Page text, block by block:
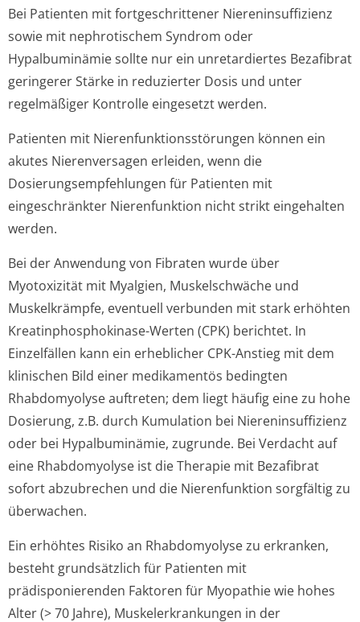
Bei Patienten mit fortgeschrittener Niereninsuffizienz
sowie mit nephrotischem Syndrom oder
Hypalbuminämie sollte nur ein unretardiertes Bezafibrat
geringerer Stärke in reduzierter Dosis und unter
regelmäßiger Kontrolle eingesetzt werden.
Patienten mit Nierenfunktion­sstörungen können ein
akutes Nierenversagen erleiden, wenn die
Dosierungsempfeh­lungen für Patienten mit
eingeschränkter Nierenfunktion nicht strikt eingehalten
werden.
Bei der Anwendung von Fibraten wurde über
Myotoxizität mit Myalgien, Muskelschwäche und
Muskelkrämpfe, eventuell verbunden mit stark erhöhten
Kreatinphospho­kinase-Werten (CPK) berichtet. In
Einzelfällen kann ein erheblicher CPK-Anstieg mit dem
klinischen Bild einer medikamentös bedingten
Rhabdomyolyse auftreten; dem liegt häufig eine zu hohe
Dosierung, z.B. durch Kumulation bei Niereninsuffizienz
oder bei Hypalbuminämie, zugrunde. Bei Verdacht auf
eine Rhabdomyolyse ist die Therapie mit Bezafibrat
sofort abzubrechen und die Nierenfunktion sorgfältig zu
überwachen.
Ein erhöhtes Risiko an Rhabdomyolyse zu erkranken,
besteht grundsätzlich für Patienten mit
prädisponierenden Faktoren für Myopathie wie hohes
Alter (> 70 Jahre), Muskelerkrankungen in der